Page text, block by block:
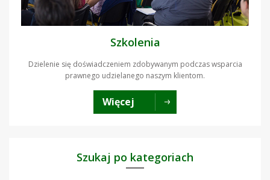
Szkolenia
Dzielenie się doświadczeniem zdobywanym podczas wsparcia
prawnego udzielanego naszym klientom.
Więcej
Szukaj po kategoriach